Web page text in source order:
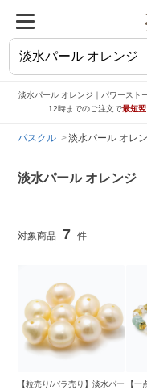
淡水パール オレンジ｜パワースト
12時までのご注文で最短
パスクル 淡水パール オレ
淡水パール オレンジ
7
【粒売り/バラ売り】淡水パー
【